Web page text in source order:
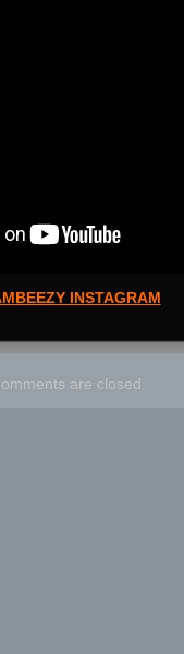
INSTAGRAM
are closed.